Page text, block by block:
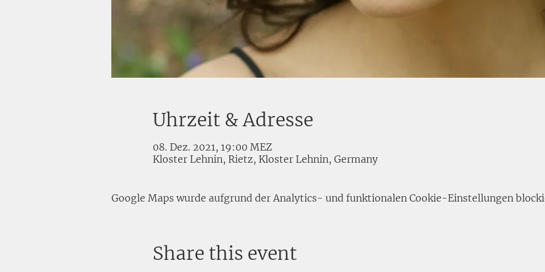
Uhrzeit & Adresse
08. Dez. 2021, 19:00 MEZ
Kloster Lehnin, Rietz, Kloster Lehnin, Germany
Google Maps wurde aufgrund der Analytics- und funktionalen Cookie-Einstellungen
Share this event